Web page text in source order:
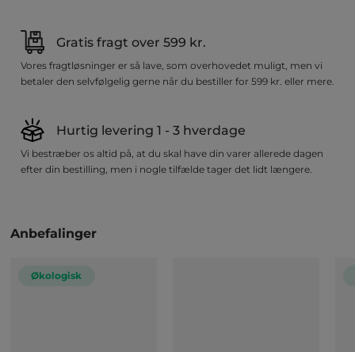
Gratis fragt over 599 kr.
Vores fragtløsninger er så lave, som overhovedet muligt, men vi
betaler den selvfølgelig gerne når du bestiller for 599 kr. eller mere.
Hurtig levering 1 - 3 hverdage
Vi bestræber os altid på, at du skal have din varer allerede dagen
efter din bestilling, men i nogle tilfælde tager det lidt længere.
Anbefalinger
Økologisk